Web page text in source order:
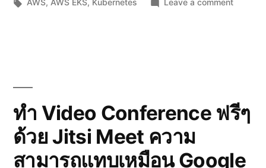
AWS,AWS EKS, Kubernetes Leave a comment
ง่ายๆ
ด้วย
ทำ Video Conference ฟรีๆ
ด้วย Jitsi Meet ความ
สามารถแทบเหมือน Google